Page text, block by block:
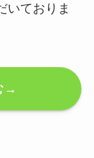
いておりま
→